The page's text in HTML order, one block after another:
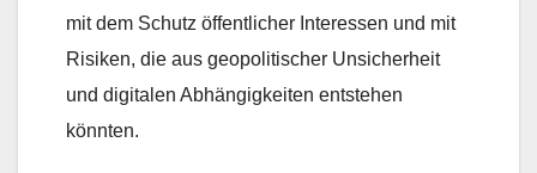
mit dem Schutz öffentlicher Interessen und mit
Risiken, die aus geopolitischer Unsicherheit
und digitalen Abhängigkeiten entstehen
könnten.